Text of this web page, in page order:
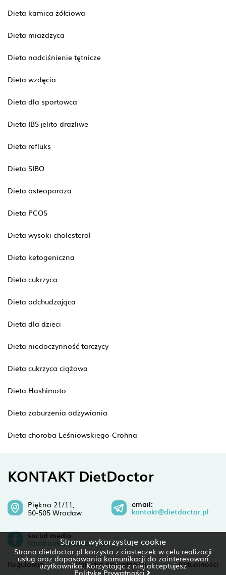
Strona wykorzystuje cookie
Strona dietdoctor.pl korzysta z ciasteczek w celu realizacji
usług oraz dopasowania komunikacji do zainteresowań
użytkownika. Korzystając z niej akceptujesz
Politykę Prywatności
Dieta kamica żółciowa
Dieta miażdżyca
Dieta nadciśnienie tętnicze
Dieta wzdęcia
Dieta dla sportowca
Dieta IBS jelito drażliwe
Dieta refluks
Dieta SIBO
Dieta osteoporoza
Dieta PCOS
Dieta wysoki cholesterol
Dieta ketogeniczna
Dieta cukrzyca
Dieta odchudzająca
Dieta dla dzieci
Dieta niedoczynność tarczycy
Dieta cukrzyca ciążowa
Dieta Hashimoto
Dieta zaburzenia odżywiania
Dieta choroba Leśniowskiego-Crohna
KONTAKT DietDoctor
Piękna 21/11,
50-505 Wrocław
email:
kontakt@dietdoctor.pl
social media:
facebook.pl/dietdoctor
Regulamin Polityka prywatności Aktualności